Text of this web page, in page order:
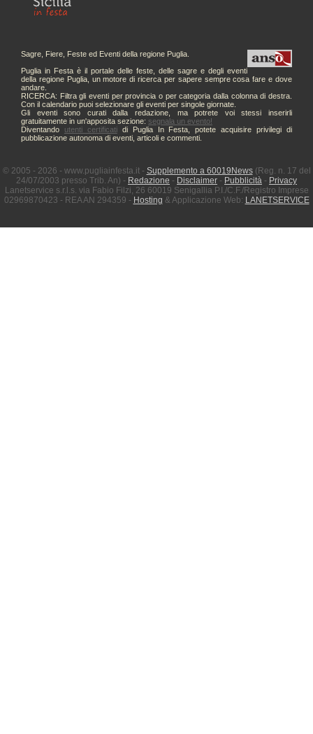
Sagre, Fiere, Feste ed Eventi della regione Puglia.
Puglia in Festa è il portale delle feste, delle sagre e degli eventi
della regione Puglia, un motore di ricerca per sapere sempre cosa fare e dove
andare.
RICERCA: Filtra gli eventi per provincia o per categoria dalla colonna di destra.
Con il calendario puoi selezionare gli eventi per singole giornate.
Gli eventi sono curati dalla redazione, ma potrete voi stessi inserirli
gratuitamente in un'apposita sezione: segnala un evento!
Diventando utenti certificatidi Puglia In Festa, potete acquisire privilegi di
pubblicazione autonoma di eventi, articoli e commenti.
© 2005 - 2026 - www.pugliainfesta.it - Supplemento a 60019News(Reg. n. 17 del
24/07/2003 presso Trib. An) - Redazione - Disclaimer - Pubblicità - Privacy
Lanetservice s.r.l.s. via Fabio Filzi, 26 60019 Senigallia P.I./C.F./Registro Imprese
02969870423 - REA AN 294359 - Hosting & Applicazione Web: LANETSERVICE